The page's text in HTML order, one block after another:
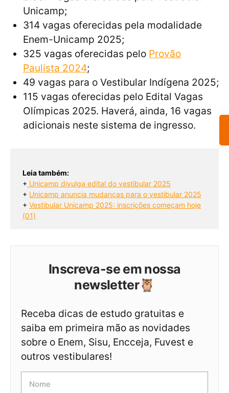
Unicamp;
314 vagas oferecidas pela modalidade
Enem-Unicamp 2025;
325 vagas oferecidas pelo Provão
Paulista 2024;
49 vagas para o Vestibular Indígena 2025;
115 vagas oferecidas pelo Edital Vagas
Olímpicas 2025. Haverá, ainda, 16 vagas
adicionais neste sistema de ingresso.
Leia também:
+ Unicamp divulga edital do vestibular 2025
+ Unicamp anuncia mudanças para o vestibular 2025
+ Vestibular Unicamp 2025: inscrições começam hoje
(01)
Inscreva-se em nossa
newsletter🦉
Receba dicas de estudo gratuitas e
saiba em primeira mão as novidades
sobre o Enem, Sisu, Encceja, Fuvest e
outros vestibulares!